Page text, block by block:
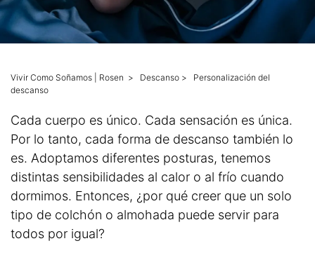
Guías descargables
Vivir Como Soñamos | Rosen > Descanso > Personalización del
descanso
Cada cuerpo es único. Cada sensación es única.
Por lo tanto, cada forma de descanso también lo
es. Adoptamos diferentes posturas, tenemos
distintas sensibilidades al calor o al frío cuando
dormimos. Entonces, ¿por qué creer que un solo
tipo de colchón o almohada puede servir para
todos por igual?